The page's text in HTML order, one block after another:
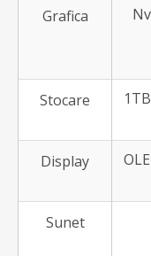
Grafica
Stocare
Display
Sunet